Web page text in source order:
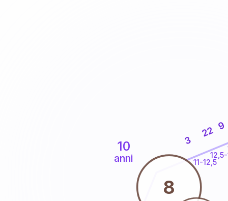
10
anni 11-12,5
3
22 9
8